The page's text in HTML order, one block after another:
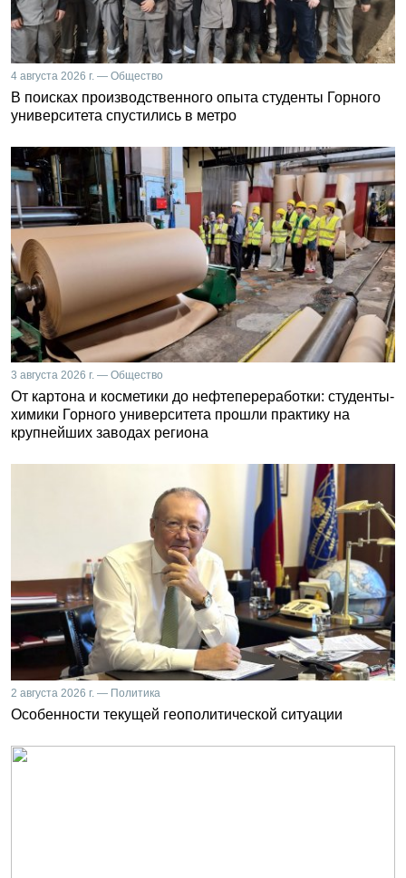
4 августа 2026 г. — Общество
В поисках производственного опыта студенты Горного
университета спустились в метро
3 августа 2026 г. — Общество
От картона и косметики до нефтепереработки: студенты-
химики Горного университета прошли практику на
крупнейших заводах региона
2 августа 2026 г. — Политика
Особенности текущей геополитической ситуации